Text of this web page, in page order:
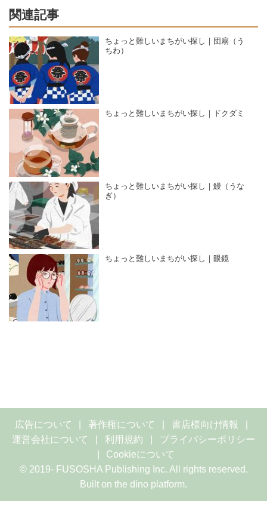
関連記事
ちょっと難しいまちがい探し｜団扇（う
ちわ）
ちょっと難しいまちがい探し｜ドクダミ
ちょっと難しいまちがい探し｜鰻（うな
ぎ）
ちょっと難しいまちがい探し｜眼鏡
広告について 著作権について
書店様向け情報
運営会社について
利用規約
プライバシーポリシー
Cookieについて
© 2019- FUSOSHA Publishing Inc. All rights reserved.
Built on the dino platform.